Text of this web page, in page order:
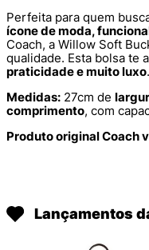
Perfeita para quem
ícone de moda,
Coach, a Willow Soft
qualidade. Esta bolsa te
praticidade e muito luxo.
Medidas: 27cm de
comprimento, com
Produto original Coach
Lançamentos